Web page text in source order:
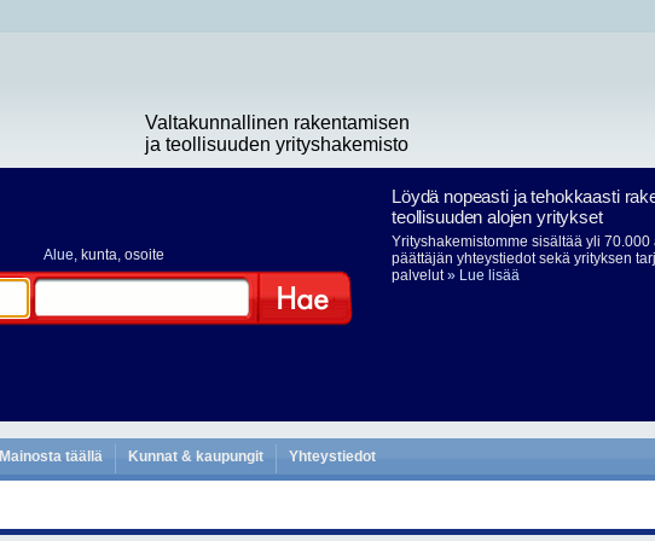
Valtakunnallinen rakentamisen
ja teollisuuden yrityshakemisto
Alue, kunta, osoite
Löydä nopeasti ja tehokkaasti
teollisuuden alojen yritykset
Yrityshakemistomme sisältää yli
päättäjän yhteystiedot sekä yrityksen
palvelut» Lue lisää
Mainosta täällä Kunnat & kaupungit Yhteystiedot